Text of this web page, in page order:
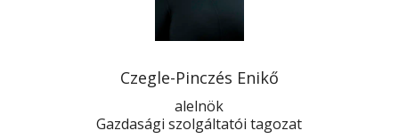
Czegle-Pinczés Enikő
alelnök
Gazdasági szolgáltatói tagozat